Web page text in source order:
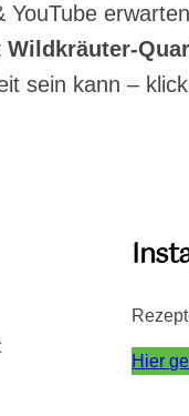
sein kann –
Hier